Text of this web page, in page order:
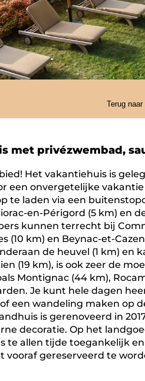
Terug
met privézwembad,
Het vakantiehuis is
een onvergetelijke
te laden via een
en-Périgord (5 km) en
kunnen terrecht bij
(10 km) en Beynac-et-
de heuvel (1 km) en
(19 km), is ook zeer de
Montignac (44 km),
Je kunt hele dagen
een wandeling maken op
is gerenoveerd in
decoratie. Op het
te allen tijde toegankelijk
vooraf gereserveerd te